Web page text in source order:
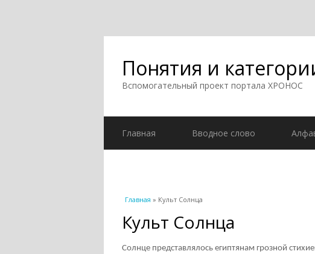
Понятия и
Вспомогательный проект портала ХРОНОС
Главная Вводное слово
Вы здесь
Главная » Культ Солнца
Культ Солнца
Солнце представлялось египтянам грозной